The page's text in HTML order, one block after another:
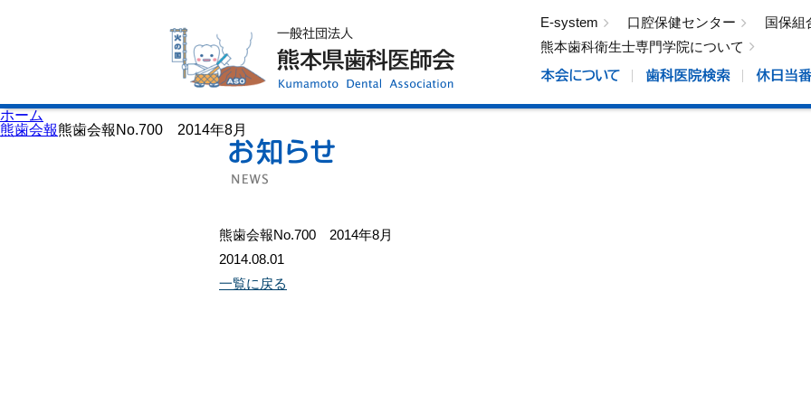
E-system 口腔保健センター
国保組
熊本歯科衛生士専門学院について
ホーム
熊歯会報熊歯会報No.700 2014年8月
熊歯会報No.700 2014年8月
2014.08.01
一覧に戻る
歯科医院検索
休日当番医
イベント案内
歯の豆知識
口腔保健センター
国保組合からのお知らせ
熊本歯科衛生士専門学院
会員専用ページ
プライバシーポリシー
サイトマップ